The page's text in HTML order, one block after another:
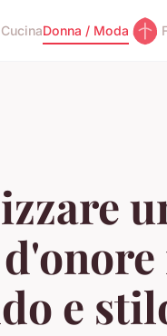
CucinaDonna / Moda
e